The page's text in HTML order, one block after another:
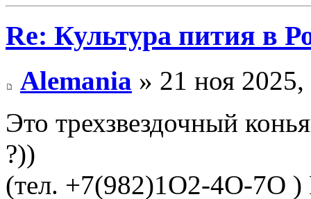
Re: Культура пития в
Alemania » 21 ноя
Это трехзвездочный
?))
(тел. +7(982)1O2-4O-7O